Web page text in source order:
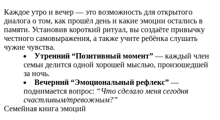
Каждое утро и вечер — это возможность для открытого
диалога о том, как прошёл день и какие эмоции остались в
памяти. Установив короткий ритуал, вы создаёте привычку
честного самовыражения, а также учите ребёнка слушать
чужие чувства.
Утренний “Позитивный момент” — каждый член
семьи делится одной хорошей мыслью, произошедшей
за ночь.
Вечерний “Эмоциональный рефлекс” —
поднимается вопрос: “Что сделало меня сегодня
счастливым/тревожным?”
Семейная книга эмоций